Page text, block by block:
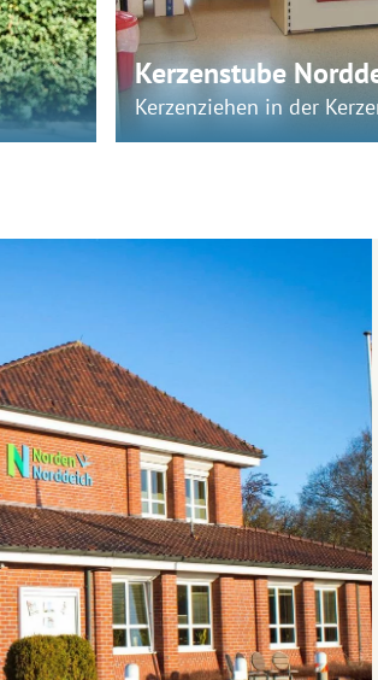
Kerzenstube
Kerzenziehen in der